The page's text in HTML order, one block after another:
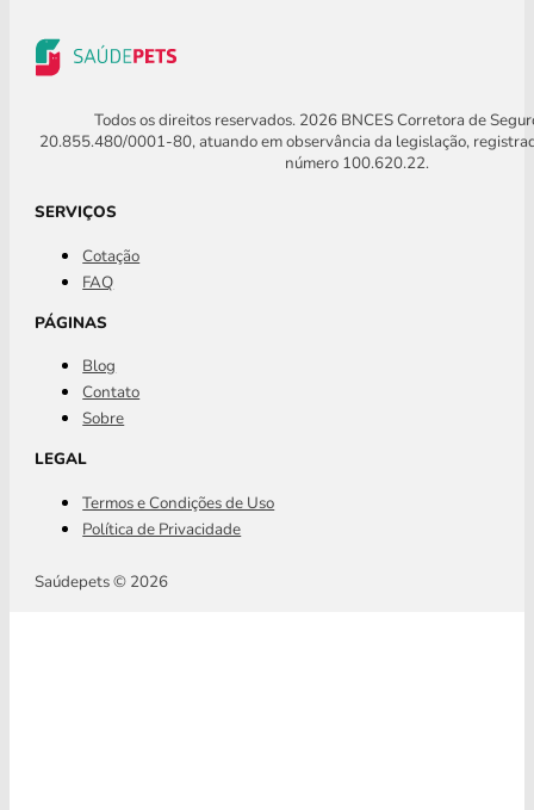
Todos os direitos reservados. 2026 BNCES Corretora de
20.855.480/0001-80, atuando em observância da legislação,
número 100.620.22.
SERVIÇOS
Cotação
FAQ
PÁGINAS
Blog
Contato
Sobre
LEGAL
Termos e Condições de Uso
Política de Privacidade
Saúdepets © 2026